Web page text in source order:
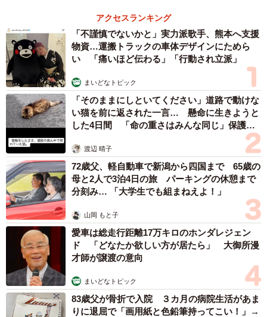
アクセスランキング
「不謹慎でないかと」実力派歌手、熊本へ支援
物資…運搬トラックの車体デザインにためら
い 「痛いほど伝わる」「行動され立派」
まいどなトピック
「そのままにしといてください」道路で動けな
い猫を前に返された一言… 懸命に生きようと
した4日間 「命の重さはみんな同じ」保護団
渡辺 晴子
72歳父、軽自動車で新潟から四国まで 65歳の
母と2人で3泊4日の旅 パーキングの休憩まで
分刻み… 「大学生でも組まねえよ！」
山岡 もと子
愛車は総走行距離17万キロのホンダレジェン
ド 「どなたか欲しい方が居たら」 大御所漫
才師が譲渡の意向
まいどなトピック
83歳父が骨折で入院 ３カ月の病院生活があま
りに退屈で「画用紙と色鉛筆持ってこい！」→